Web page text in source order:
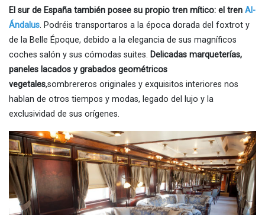
El sur de España también posee su propio tren mítico: el tren Al-
Ándalus. Podréis transportaros a la época dorada del foxtrot y
de la Belle Époque, debido a la elegancia de sus magníficos
coches salón y sus cómodas suites. Delicadas marqueterías,
paneles lacados y grabados geométricos
vegetales,sombrereros originales y exquisitos interiores nos
hablan de otros tiempos y modas, legado del lujo y la
exclusividad de sus orígenes.